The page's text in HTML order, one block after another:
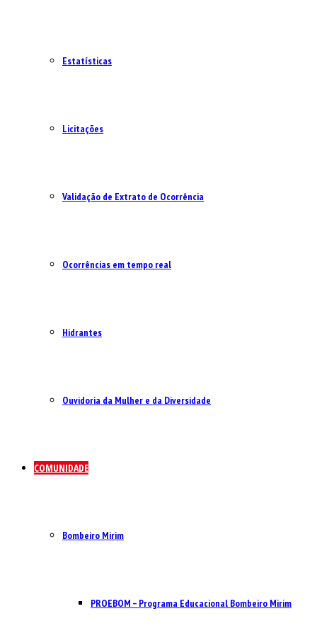
Estatísticas
Licitações
Validação de Extrato de Ocorrência
Ocorrências em tempo real
Hidrantes
Ouvidoria da Mulher e da Diversidade
COMUNIDADE
Bombeiro Mirim
PROEBOM – Programa Educacional Bombeiro Mirim